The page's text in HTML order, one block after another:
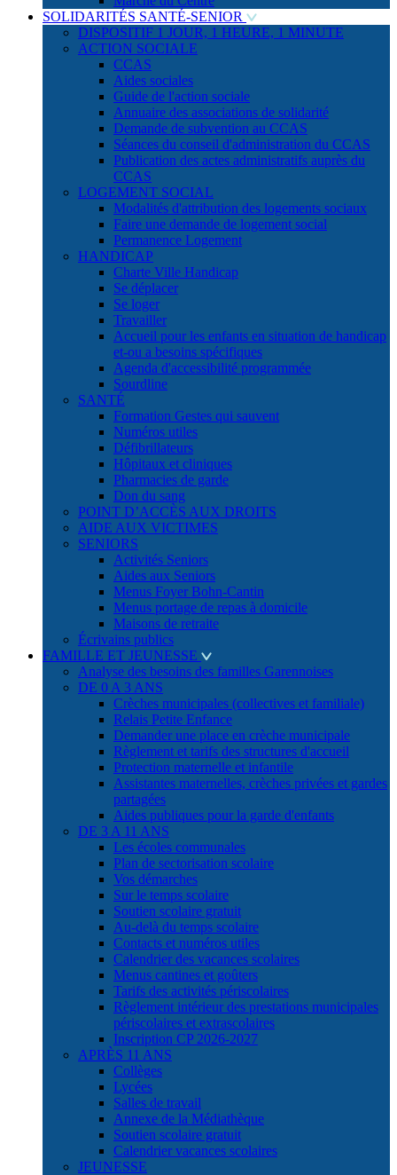
SOLIDARITÉS SANTÉ-SENIOR
DISPOSITIF 1 JOUR, 1 HEURE, 1 MINUTE
ACTION SOCIALE
CCAS
Aides sociales
Guide de l'action sociale
Annuaire des associations de solidarité
Demande de subvention au CCAS
Séances du conseil d'administration du CCAS
Publication des actes administratifs auprès du
CCAS
LOGEMENT SOCIAL
Modalités d'attribution des logements sociaux
Faire une demande de logement social
Permanence Logement
HANDICAP
Charte Ville Handicap
Se déplacer
Se loger
Travailler
Accueil pour les enfants en situation de handicap
et-ou a besoins spécifiques
Agenda d'accessibilité programmée
Sourdline
SANTÉ
Formation Gestes qui sauvent
Numéros utiles
Défibrillateurs
Hôpitaux et cliniques
Pharmacies de garde
Don du sang
POINT D’ACCÈS AUX DROITS
AIDE AUX VICTIMES
SENIORS
Activités Seniors
Aides aux Seniors
Menus Foyer Bohn-Cantin
Menus portage de repas à domicile
Maisons de retraite
Écrivains publics
FAMILLE ET JEUNESSE
Analyse des besoins des familles Garennoises
DE 0 A 3 ANS
Crèches municipales (collectives et familiale)
Relais Petite Enfance
Demander une place en crèche municipale
Règlement et tarifs des structures d'accueil
Protection maternelle et infantile
Assistantes maternelles, crèches privées et gardes
partagées
Aides publiques pour la garde d'enfants
DE 3 A 11 ANS
Les écoles communales
Plan de sectorisation scolaire
Vos démarches
Sur le temps scolaire
Soutien scolaire gratuit
Au-delà du temps scolaire
Contacts et numéros utiles
Calendrier des vacances scolaires
Menus cantines et goûters
Tarifs des activités périscolaires
Règlement intérieur des prestations municipales
périscolaires et extrascolaires
Inscription CP 2026-2027
APRÈS 11 ANS
Collèges
Lycées
Salles de travail
Annexe de la Médiathèque
Soutien scolaire gratuit
Calendrier vacances scolaires
JEUNESSE